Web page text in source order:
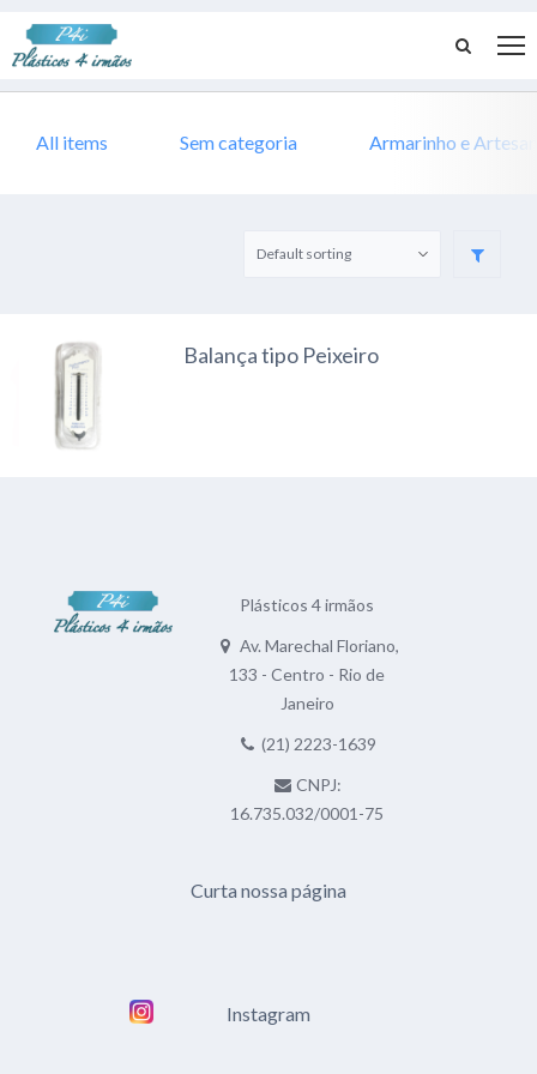
All items Sem categoria Armarinho e
Balança tipo Peixeiro
Plásticos 4 irmãos
Av. Marechal Floriano,
133 - Centro - Rio de
Janeiro
(21) 2223-1639
CNPJ:
16.735.032/0001-75
Curta nossa página
Instagram